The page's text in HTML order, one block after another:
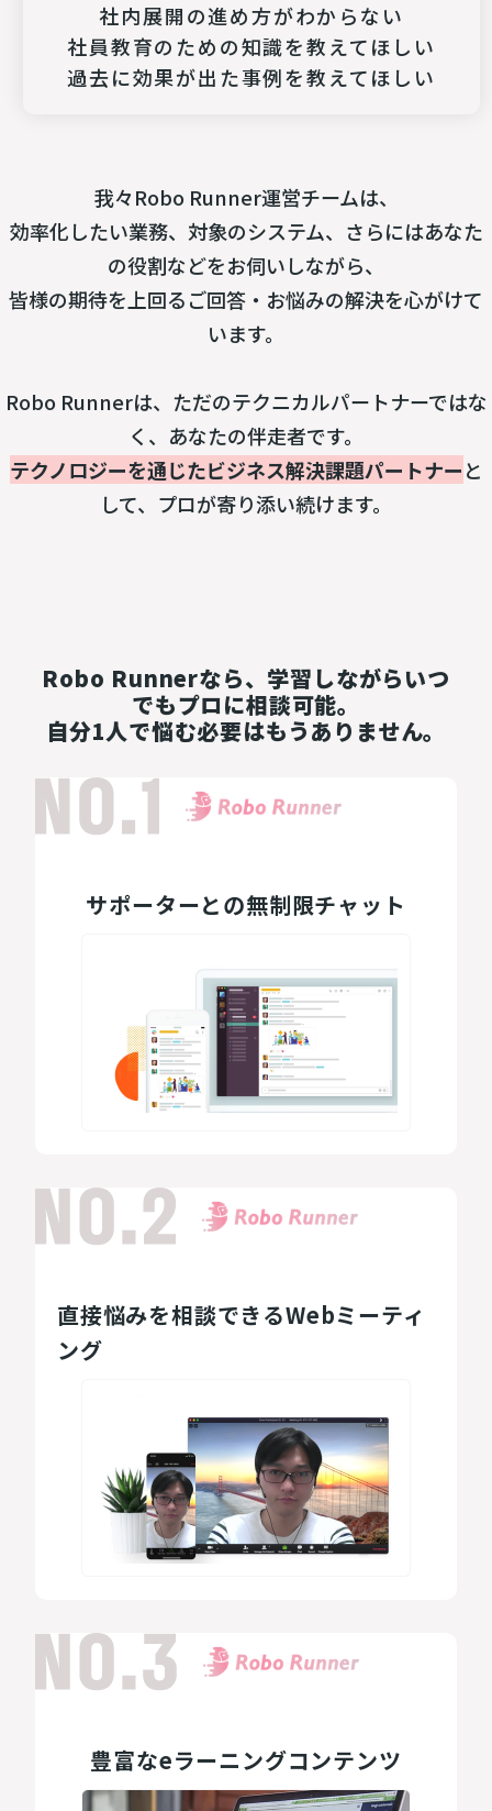
社内展開の進め方がわからない
社員教育のための知識を教えてほしい
過去に効果が出た事例を教えてほしい
我々Robo Runner運営チームは、
効率化したい業務、対象のシステム、さらにはあなた
の役割などをお伺いしながら、
皆様の期待を上回るご回答・お悩みの解決を心がけて
います。
Robo Runnerは、ただのテクニカルパートナーではな
テクノロジーを通じたビジネス解決課題パートナーと
して、プロが寄り添い続けます。
Robo Runnerなら、学習しながらいつ
でもプロに相談可能。
自分1人で悩む必要はもうありません。
サポーターとの無制限チャット
直接悩みを相談できるWebミーティ
ング
豊富なeラーニングコンテンツ